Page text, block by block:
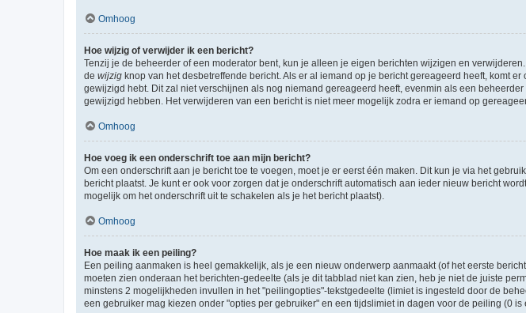
Omhoog
Hoe wijzig of verwijder ik een bericht?
Tenzij je de beheerder of een moderator bent, kun je alleen je eigen berichten wijzigen en
de wijzig knop van het desbetreffende bericht. Als er al iemand op je bericht gereageerd heeft, komt
gewijzigd hebt. Dit zal niet verschijnen als nog niemand gereageerd heeft, evenmin als een
gewijzigd hebben. Het verwijderen van een bericht is niet meer mogelijk zodra er iemand op
Omhoog
Hoe voeg ik een onderschrift toe aan mijn bericht?
Om een onderschrift aan je bericht toe te voegen, moet je er eerst één maken. Dit kun je via het
bericht plaatst. Je kunt er ook voor zorgen dat je onderschrift automatisch aan ieder nieuw bericht
mogelijk om het onderschrift uit te schakelen als je het bericht plaatst).
Omhoog
Hoe maak ik een peiling?
Een peiling aanmaken is heel gemakkelijk, als je een nieuw onderwerp aanmaakt (of het eerste
moeten zien onderaan het berichten-gedeelte (als je dit tabblad niet kan zien, heb je niet de juiste
minstens 2 mogelijkheden invullen in het "peilingopties"-tekstgedeelte (limiet is ingesteld door de
een gebruiker mag kiezen onder "opties per gebruiker" en een tijdslimiet in dagen voor de peiling (0